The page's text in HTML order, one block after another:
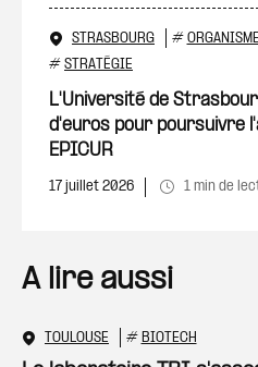
STRASBOURG #
# STRATÉGIE
L'Université de
d'euros pour poursuivre
EPICUR
17 juillet 2026 1 min de
A lire aussi
TOULOUSE # BIOTECH